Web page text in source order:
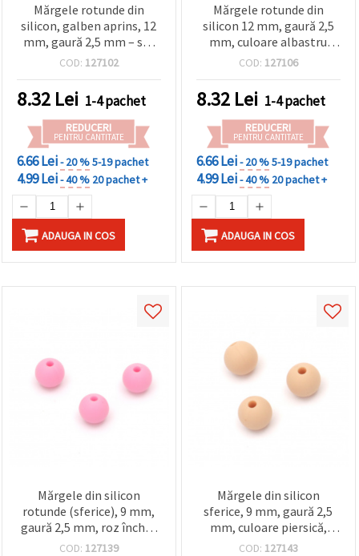
Mărgele rotunde din
silicon, galben aprins, 12
mm, gaură 2,5 mm – set
de 5 bucăți vesele pentru
COD: 127102
8.32 Lei 1-4 pachet
REDUCERI
PENTRU CANTITATE
6.66 Lei- 20 %5-19 pachet
4.99 Lei- 40 % 20 pachet +
ADAUGA IN COS
Mărgele rotunde din
silicon 12 mm, gaură 2,5
mm, culoare albastru
închis, pentru decorațiuni
pentru ochelari și
accesorii - set 5 bucăți
COD: 127106
8.32 Lei 1-4 pachet
REDUCERI
PENTRU CANTITATE
6.66 Lei- 20 %5-19 pachet
4.99 Lei- 40 % 20 pachet +
ADAUGA IN COS
Mărgele din silicon
rotunde (sferice), 9 mm,
gaură 2,5 mm, roz închis,
set 5 bucăți
COD: 127139
Mărgele din silicon
sferice, 9 mm, gaură 2,5
mm, culoare piersică,
pentru bijuterii
COD: 127143